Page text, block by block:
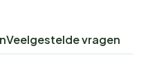
Veelgestelde vragen